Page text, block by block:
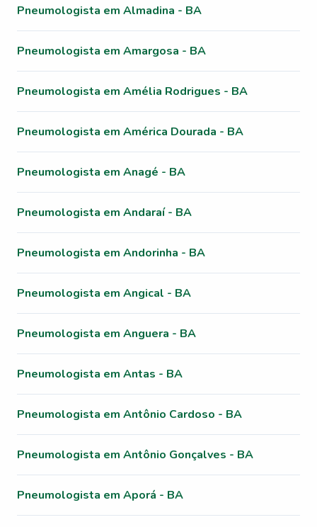
Pneumologista em Almadina - BA
Pneumologista em Amargosa - BA
Pneumologista em Amélia Rodrigues - BA
Pneumologista em América Dourada - BA
Pneumologista em Anagé - BA
Pneumologista em Andaraí - BA
Pneumologista em Andorinha - BA
Pneumologista em Angical - BA
Pneumologista em Anguera - BA
Pneumologista em Antas - BA
Pneumologista em Antônio Cardoso - BA
Pneumologista em Antônio Gonçalves - BA
Pneumologista em Aporá - BA